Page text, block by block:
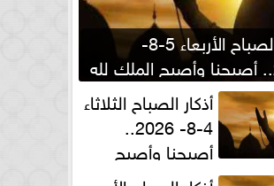
أذكار الصباح الأربعاء 5-8-
2026.. أصبحنا وأصبح الملك لله
لله
أذكار الصباح الثلاثاء
4-8- 2026..
أصبحنا وأصبح
والحمد لله